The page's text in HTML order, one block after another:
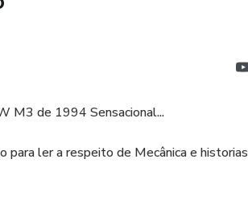
M3 de 1994 Sensacional...
para ler a respeito de Mecânica e historias